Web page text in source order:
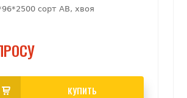
сорт АВ, хвоя
КУПИТЬ